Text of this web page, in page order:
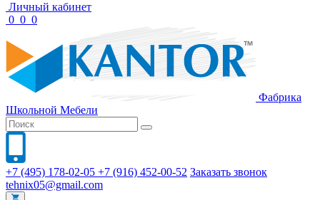
Личный кабинет
0 0 0
Фабрика
Школьной Мебели
+7 (495) 178-02-05 +7 (916) 452-00-52 Заказать звонок
tehnix05@gmail.com